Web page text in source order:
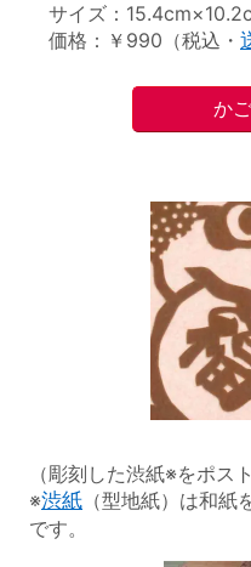
サイズ：
価格：￥990（税込・
（彫刻した渋紙※をポス
※渋紙 （型地紙）は和紙
です。